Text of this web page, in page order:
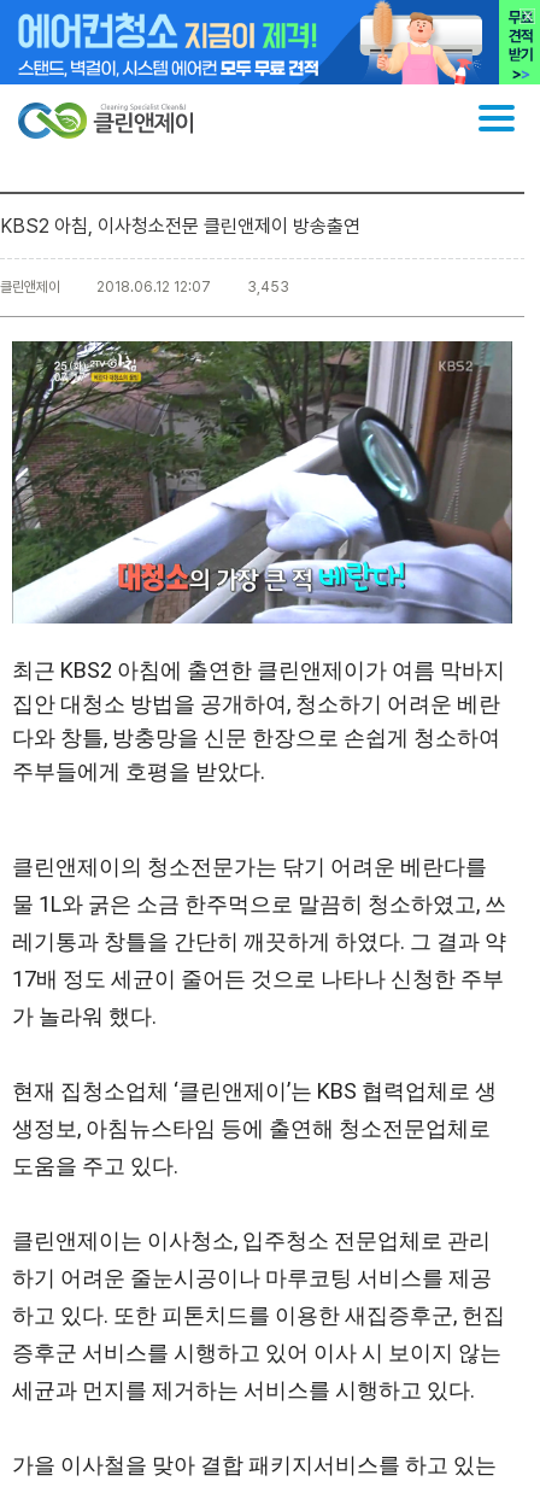
KBS2 아침, 이사청소전문 클린앤제이 방송출연
클린앤제이 2018.06.12 12:07 3,453
본문
최근 KBS2 아침에 출연한 클린앤제이가 여름 막바지
집안 대청소 방법을 공개하여, 청소하기 어려운 베란
다와 창틀, 방충망을 신문 한장으로 손쉽게 청소하여
주부들에게 호평을 받았다.
클린앤제이의 청소전문가는 닦기 어려운 베란다를
물 1L와 굵은 소금 한주먹으로 말끔히 청소하였고, 쓰
레기통과 창틀을 간단히 깨끗하게 하였다. 그 결과 약
17배 정도 세균이 줄어든 것으로 나타나 신청한 주부
가 놀라워 했다.
현재 집청소업체 ‘클린앤제이’는 KBS 협력업체로 생
생정보, 아침뉴스타임 등에 출연해 청소전문업체로
도움을 주고 있다.
클린앤제이는 이사청소, 입주청소 전문업체로 관리
하기 어려운 줄눈시공이나 마루코팅 서비스를 제공
하고 있다. 또한 피톤치드를 이용한 새집증후군, 헌집
증후군 서비스를 시행하고 있어 이사 시 보이지 않는
세균과 먼지를 제거하는 서비스를 시행하고 있다.
가을 이사철을 맞아 결합 패키지서비스를 하고 있는